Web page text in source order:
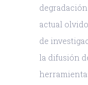
actual
de
la difusión